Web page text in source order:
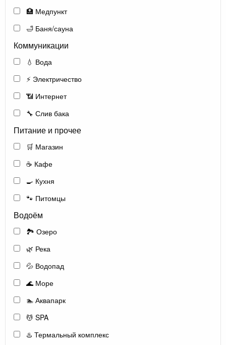
🏥 Медпункт
🛁 Баня/сауна
Коммуникации
💧 Вода
⚡ Электричество
📶 Интернет
🔧 Слив бака
Питание и прочее
🛒 Магазин
☕ Кафе
🍳 Кухня
🐾 Питомцы
Водоём
🏞️ Озеро
🌿 Река
💦 Водопад
🌊 Море
🏊 Аквапарк
💆 SPA
♨️ Термальный комплекс